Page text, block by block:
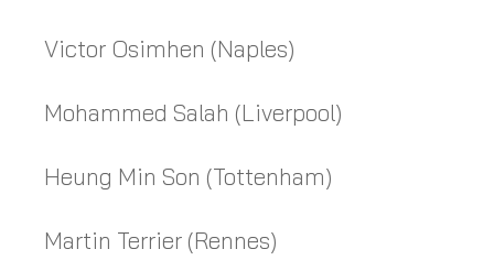
Victor Osimhen (Naples)
Mohammed Salah (Liverpool)
Heung Min Son (Tottenham)
Martin Terrier (Rennes)